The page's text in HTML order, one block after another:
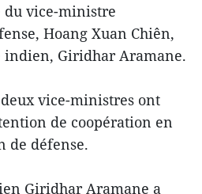
du vice-ministre
Hoang Xuan Chiên,
indien, Giridhar Aramane.
vice-ministres ont
de coopération en
de défense.
Giridhar Aramane a